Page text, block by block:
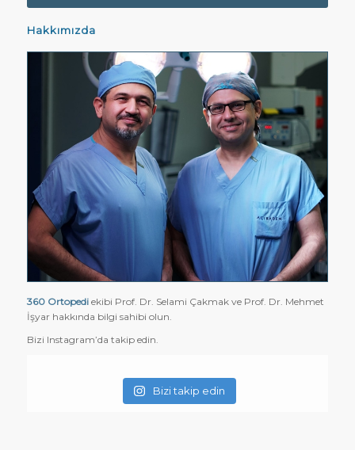
Hakkımızda
360 Ortopediekibi Prof. Dr. Selami Çakmak ve Prof. Dr. Mehmet
İşyar hakkında bilgi sahibi olun.
Bizi Instagram’da takip edin.
Bizi takip edin